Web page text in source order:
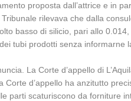
proposta dall’attrice e in
rilevava che dalla
basso di silicio, pari allo
tubi prodotti senza
La Corte d’appello di
d’appello ha anzitutto
scaturiscono da forniture